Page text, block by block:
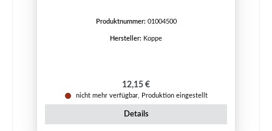
Produktnummer: 01004500
Hersteller: Koppe
Regulärer Preis:
12,15 €
nicht mehr verfügbar, Produktion eingestellt
Details